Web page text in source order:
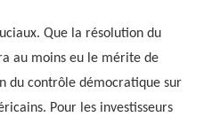
Que la résolution du
au moins eu le mérite de
du contrôle démocratique sur
Pour les investisseurs